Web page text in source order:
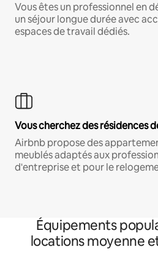
Vous êtes un professionnel en
un séjour longue durée avec
espaces de travail dédiés.
Vous cherchez des résidences
Airbnb propose des
meublés adaptés aux
d'entreprise et pour le
Équipements
locations moyenne